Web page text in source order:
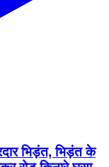
भिड़ंत, भिड़ंत के